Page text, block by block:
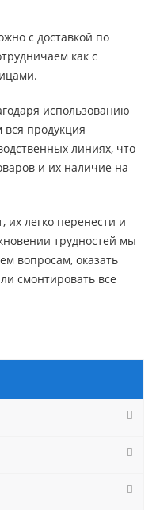
с доставкой по
как с
использованию
продукция
линиях, что
и их наличие на
легко перенести и
трудностей мы
вопросам, оказать
смонтировать все